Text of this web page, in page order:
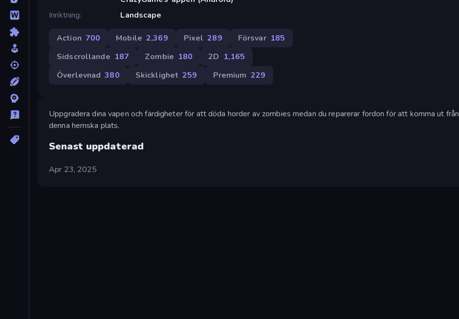
Inriktning
Landscape
Action 700 Mobile 2,369 Pixel 289 Försvar 185
Sidscrollande 187 Zombie 180 2D 1,165
Överlevnad 380 Skicklighet 259 Premium 229
Uppgradera dina vapen och färdigheter för att döda horder av zombies medan du reparerar fordon för att komma ut från
denna hemska plats.
Senast uppdaterad
Apr 23, 2025